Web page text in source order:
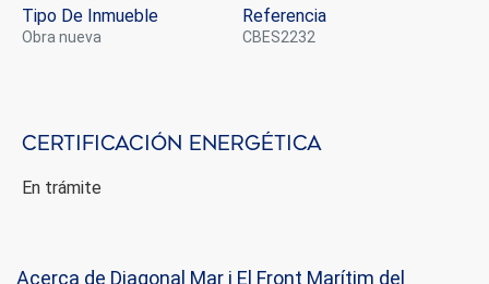
Tipo De Inmueble
obra nueva
Referencia
CBES2232
Certificación energética
En trámite
Acerca de Diagonal Mar i El Front Marítim del
Estas cookies son utilizadas para almacenar información
sobre las preferencias y elecciones personales del usuario